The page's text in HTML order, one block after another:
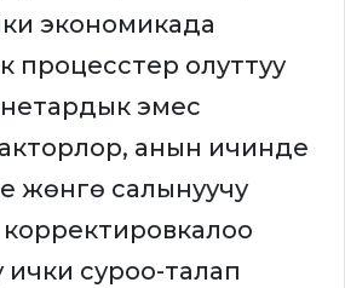
экономикада
процесстер олуттуу
эмес
анын ичинде
жөнгө салынуучу
суроо-талап